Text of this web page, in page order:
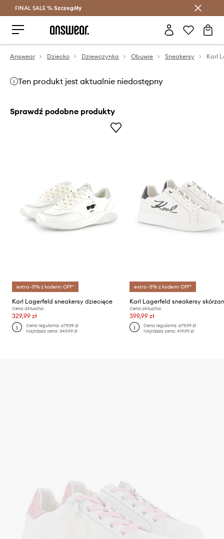
Oszczędzaj z Answear Club >
FINAL SALE % Szczegóły
Answear Dziecko Dziewczynka Obuwie Sneakersy
Ten produkt jest aktualnie niedostępny
Sprawdź podobne produkty
extra -5% z kodem: OFF*
Karl Lagerfeld sneakersy dziecięce
Cena aktualna:
329,99 zł
Cena regularna:679,99 zł
Najniższa cena:349,99 zł
extra -5% z kodem: OFF*
Cena aktualna:
399,99 zł
Cena regularna: 679,99 zł
Najniższa cena: 419,99 zł